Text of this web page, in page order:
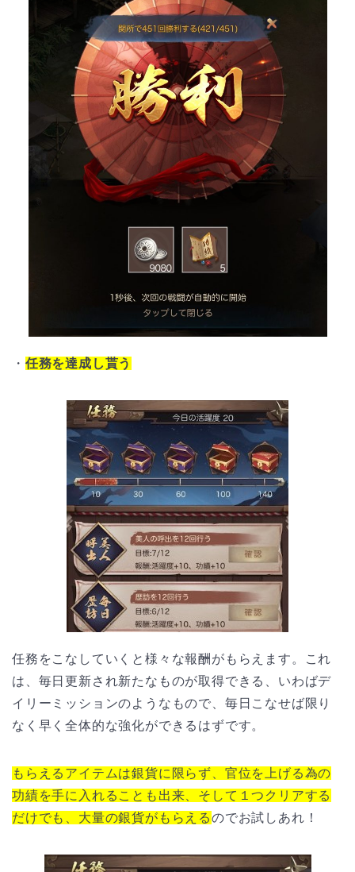
・ 任務を達成し貰う
任務をこなしていくと様々な報酬がもらえます。これ
は、毎日更新され新たなものが取得できる、いわばデ
イリーミッションのようなもので、毎日こなせば限り
なく早く全体的な強化ができるはずです。
もらえるアイテムは銀貨に限らず、官位を上げる為の
功績を手に入れることも出来、そして１つクリアする
だけでも、大量の銀貨がもらえるのでお試しあれ！